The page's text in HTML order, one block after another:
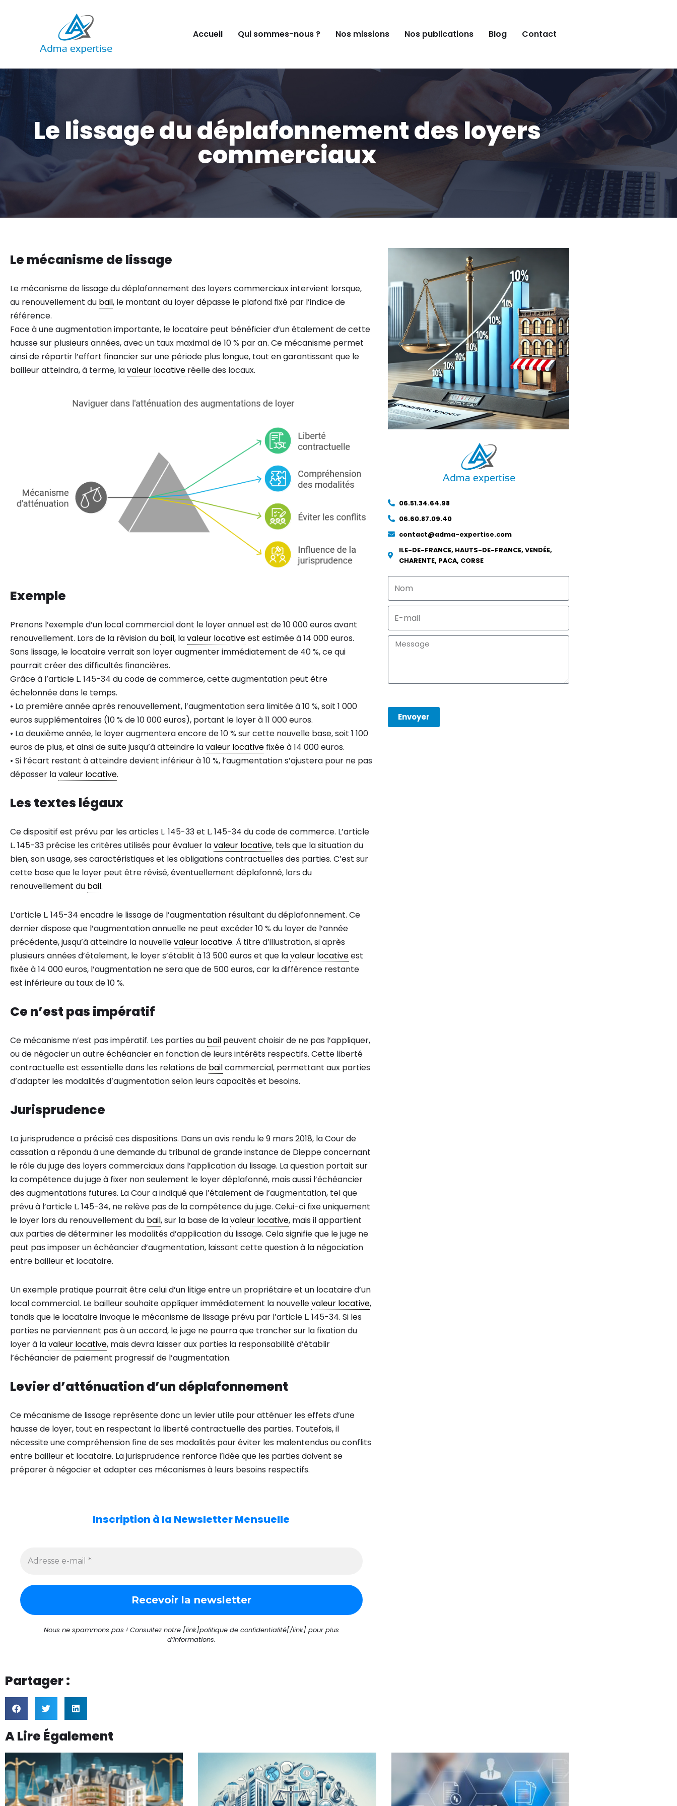
contenu
Accueil Qui sommes-nous ? Nos missions Nos publications Blog Contact
Le lissage du déplafonnement des loyers
commerciaux
Le mécanisme de lissage
Le mécanisme de lissage du déplafonnement des loyers commerciaux intervient lorsque,
au renouvellement du bail, le montant du loyer dépasse le plafond fixé par l’indice de
référence.
Face à une augmentation importante, le locataire peut bénéficier d’un étalement de cette
hausse sur plusieurs années, avec un taux maximal de 10 % par an. Ce mécanisme permet
ainsi de répartir l’effort financier sur une période plus longue, tout en garantissant que le
bailleur atteindra, à terme, lavaleur locative réelle des locaux.
Exemple
Prenons l’exemple d’un local commercial dont le loyer annuel est de 10 000 euros avant
renouvellement. Lors de la révision du bail, lavaleur locativeest estimée à 14 000 euros.
Sans lissage, le locataire verrait son loyer augmenter immédiatement de 40 %, ce qui
pourrait créer des difficultés financières.
Grâce à l’article L. 145-34 du code de commerce, cette augmentation peut être
échelonnée dans le temps.
• La première année après renouvellement, l’augmentation sera limitée à 10 %, soit 1 000
euros supplémentaires (10 % de 10 000 euros), portant le loyer à 11 000 euros.
• La deuxième année, le loyer augmentera encore de 10 % sur cette nouvelle base, soit 1 100
euros de plus, et ainsi de suite jusqu’à atteindre lavaleur locative fixée à 14 000 euros.
• Si l’écart restant à atteindre devient inférieur à 10 %, l’augmentation s’ajustera pour ne pas
dépasser lavaleur locative.
Les textes légaux
Ce dispositif est prévu par les articles L. 145-33 et L. 145-34 du code de commerce. L’article
L. 145-33 précise les critères utilisés pour évaluer lavaleur locative, tels que la situation du
bien, son usage, ses caractéristiques et les obligations contractuelles des parties. C’est sur
cette base que le loyer peut être révisé, éventuellement déplafonné, lors du
renouvellement du bail.
L’article L. 145-34 encadre le lissage de l’augmentation résultant du déplafonnement. Ce
dernier dispose que l’augmentation annuelle ne peut excéder 10 % du loyer de l’année
précédente, jusqu’à atteindre la nouvellevaleur locative. À titre d’illustration, si après
plusieurs années d’étalement, le loyer s’établit à 13 500 euros et que lavaleur locativeest
fixée à 14 000 euros, l’augmentation ne sera que de 500 euros, car la différence restante
est inférieure au taux de 10 %.
Ce n’est pas impératif
Ce mécanisme n’est pas impératif. Les parties au bail peuvent choisir de ne pas l’appliquer,
ou de négocier un autre échéancier en fonction de leurs intérêts respectifs. Cette liberté
contractuelle est essentielle dans les relations de bailcommercial, permettant aux parties
d’adapter les modalités d’augmentation selon leurs capacités et besoins.
Jurisprudence
La jurisprudence a précisé ces dispositions. Dans un avis rendu le 9 mars 2018, la Cour de
cassation a répondu à une demande du tribunal de grande instance de Dieppe concernant
le rôle du juge des loyers commerciaux dans l’application du lissage. La question portait sur
la compétence du juge à fixer non seulement le loyer déplafonné, mais aussi l’échéancier
des augmentations futures. La Cour a indiqué que l’étalement de l’augmentation, tel que
prévu à l’article L. 145-34, ne relève pas de la compétence du juge. Celui-ci fixe uniquement
le loyer lors du renouvellement du bail, sur la base de lavaleur locative, mais il appartient
aux parties de déterminer les modalités d’application du lissage. Cela signifie que le juge ne
peut pas imposer un échéancier d’augmentation, laissant cette question à la négociation
entre bailleur et locataire.
Un exemple pratique pourrait être celui d’un litige entre un propriétaire et un locataire d’un
local commercial. Le bailleur souhaite appliquer immédiatement la nouvellevaleur locative,
tandis que le locataire invoque le mécanisme de lissage prévu par l’article L. 145-34. Si les
parties ne parviennent pas à un accord, le juge ne pourra que trancher sur la fixation du
loyer à lavaleur locative, mais devra laisser aux parties la responsabilité d’établir
l’échéancier de paiement progressif de l’augmentation.
Levier d’atténuation d’un déplafonnement
Ce mécanisme de lissage représente donc un levier utile pour atténuer les effets d’une
hausse de loyer, tout en respectant la liberté contractuelle des parties. Toutefois, il
nécessite une compréhension fine de ses modalités pour éviter les malentendus ou conflits
entre bailleur et locataire. La jurisprudence renforce l’idée que les parties doivent se
préparer à négocier et adapter ces mécanismes à leurs besoins respectifs.
Inscription à la Newsletter Mensuelle
Nous ne spammons pas ! Consultez notre [link]politique de confidentialité[/link] pour plus
d’informations.
06.51.34.64.98
06.60.87.09.40
contact@adma-expertise.com
ILE-DE-FRANCE, HAUTS-DE-FRANCE, VENDÉE,
CHARENTE, PACA, CORSE
Envoyer
Partager :
A Lire Également